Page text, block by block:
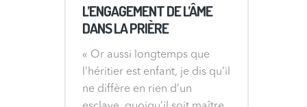
L’ENGAGEMENT DE L’ÂME
DANS LA PRIÈRE
« Or aussi longtemps que
l’héritier est enfant, je dis qu’il
ne diffère en rien d’un